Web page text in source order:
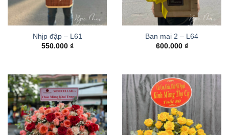
Nhịp đập – L61
550.000 ₫
Ban mai 2 – L64
600.000 ₫